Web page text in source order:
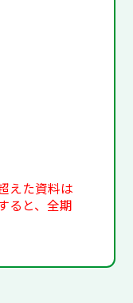
えた資料は
ると、全期